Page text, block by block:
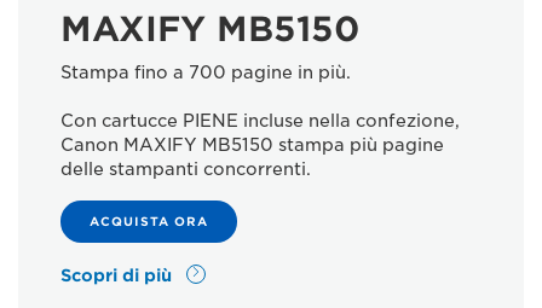
MAXIFY MB5150
Stampa fino a 700 pagine in più.
Con cartucce PIENE incluse nella confezione,
Canon MAXIFY MB5150 stampa più pagine
delle stampanti concorrenti.
ACQUISTA ORA
Scopri di più